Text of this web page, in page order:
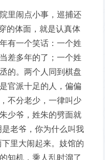
里闹点小事，巡捕还
的体面，就是认真体
有一个笑话：一个姓
差多年的了；一个姓
的。两个人同到棋盘
官派十足的人，偏偏
不分老少，一律叫少
少爷，姓朱的劈面就
老爷，你为什么叫我
里大闹起来。妓馆的
知机，乘人乱时溜了